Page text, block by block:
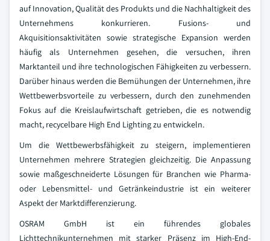
auf Innovation, Qualität des Produkts und die Nachhaltigkeit des
Unternehmens konkurrieren. Fusions- und
Akquisitionsaktivitäten sowie strategische Expansion werden
häufig als Unternehmen gesehen, die versuchen, ihren
Marktanteil und ihre technologischen Fähigkeiten zu verbessern.
Darüber hinaus werden die Bemühungen der Unternehmen, ihre
Wettbewerbsvorteile zu verbessern, durch den zunehmenden
Fokus auf die Kreislaufwirtschaft getrieben, die es notwendig
macht, recycelbare High End Lighting zu entwickeln.
Um die Wettbewerbsfähigkeit zu steigern, implementieren
Unternehmen mehrere Strategien gleichzeitig. Die Anpassung
sowie maßgeschneiderte Lösungen für Branchen wie Pharma-
oder Lebensmittel- und Getränkeindustrie ist ein weiterer
Aspekt der Marktdifferenzierung.
OSRAM GmbH ist ein führendes globales
Lichttechnikunternehmen mit starker Präsenz im High-End-